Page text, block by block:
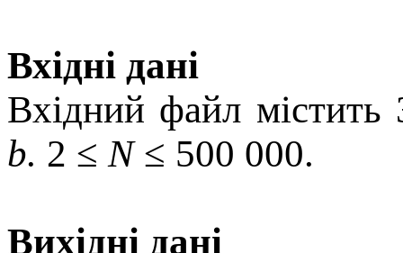
Вхідні дані
Вхідний файл містить
b. 2 ≤ N≤ 500 000.
Вихідні дані